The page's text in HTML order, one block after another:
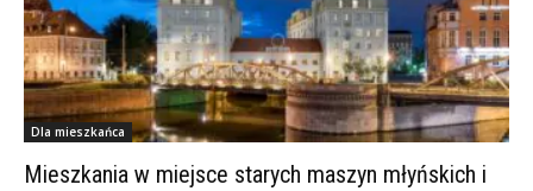
Dla mieszkańca
Mieszkania w miejsce starych maszyn młyńskich i